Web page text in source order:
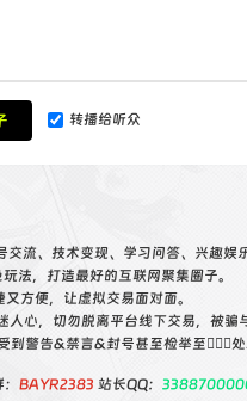
转播给听众
流、技术变现、学习问答、兴趣娱
法，打造最好的互联网聚集圈子。
方便，让虚拟交易面对面。
心，切勿脱离平台线下交易，被骗
警告&禁言&封号甚至检举至👮🏻‍♀️处
BAYR2383 站长QQ：